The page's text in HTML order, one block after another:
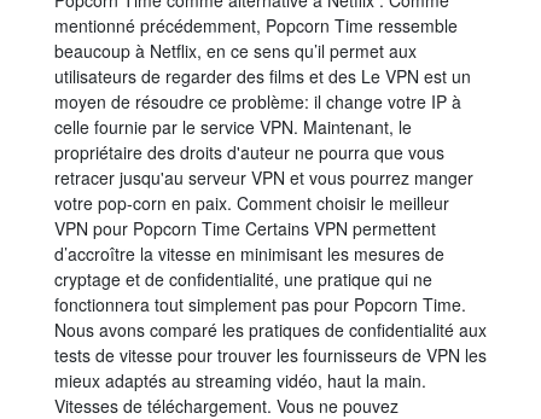
mentionné précédemment, Popcorn Time ressemble
beaucoup à Netflix, en ce sens qu’il permet aux
utilisateurs de regarder des films et des Le VPN est un
moyen de résoudre ce problème: il change votre IP à
celle fournie par le service VPN. Maintenant, le
propriétaire des droits d'auteur ne pourra que vous
retracer jusqu'au serveur VPN et vous pourrez manger
votre pop-corn en paix. Comment choisir le meilleur
VPN pour Popcorn Time Certains VPN permettent
d’accroître la vitesse en minimisant les mesures de
cryptage et de confidentialité, une pratique qui ne
fonctionnera tout simplement pas pour Popcorn Time.
Nous avons comparé les pratiques de confidentialité aux
tests de vitesse pour trouver les fournisseurs de VPN les
mieux adaptés au streaming vidéo, haut la main.
Vitesses de téléchargement. Vous ne pouvez